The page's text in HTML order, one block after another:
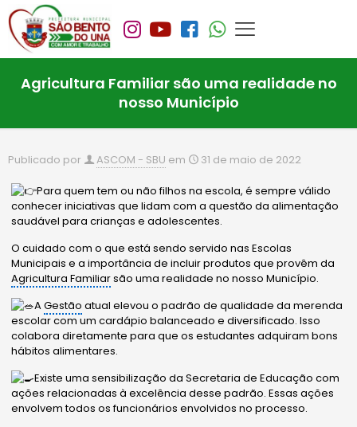
Agricultura Familiar são uma realidade no
nosso Município
Publicado por ASCOM - SBU em 31 de maio de 2022
Para quem tem ou não filhos na escola, é sempre válido
conhecer iniciativas que lidam com a questão da alimentação
saudável para crianças e adolescentes.
O cuidado com o que está sendo servido nas Escolas
Municipais e a importância de incluir produtos que provêm da
Agricultura Familiarsão uma realidade no nosso Município.
AGestão atual elevou o padrão de qualidade da merenda
escolar com um cardápio balanceado e diversificado. Isso
colabora diretamente para que os estudantes adquiram bons
hábitos alimentares.
Existe uma sensibilização da Secretaria de Educação com
ações relacionadas à excelência desse padrão. Essas ações
envolvem todos os funcionários envolvidos no processo.